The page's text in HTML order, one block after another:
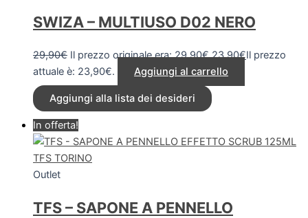
SWIZA – MULTIUSO D02 NERO
29,90€ Il prezzo originale era: 29,90€.23,90€Il prezzo
attuale è: 23,90€.
Aggiungi al carrello
Aggiungi alla lista dei desideri
In offerta!
TFS TORINO
Outlet
TFS – SAPONE A PENNELLO